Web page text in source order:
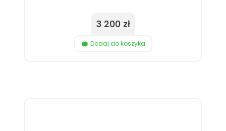
3 200 zł
Dodaj do koszyka